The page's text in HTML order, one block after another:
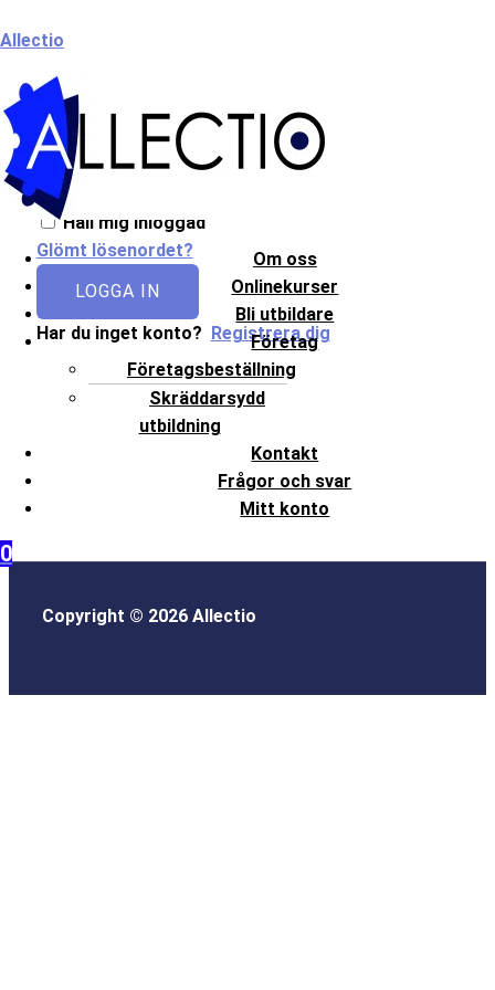
till
Allectio
Om oss
Onlinekurser
Bli utbildare
Företag
Företagsbeställning
Skräddarsydd
utbildning
Kontakt
Frågor och svar
Mitt konto
0
Välkommen till Allectio!
Håll mig inloggad
Glömt lösenordet?
LOGGA IN
Har du inget konto? Registrera dig
Copyright © 2026 Allectio